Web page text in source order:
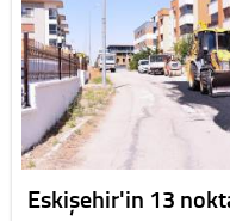
Eskişehir'in 13